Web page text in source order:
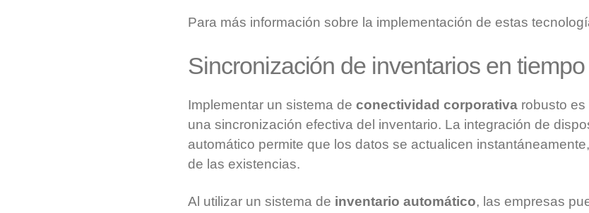
Para más información sobre la implementación de estas
Sincronización de inventarios en
Implementar un sistema de conectividad corporativarobusto es
una sincronización efectiva del inventario. La integración de
automático permite que los datos se actualicen
de las existencias.
Al utilizar un sistema de inventario automático, las empresas